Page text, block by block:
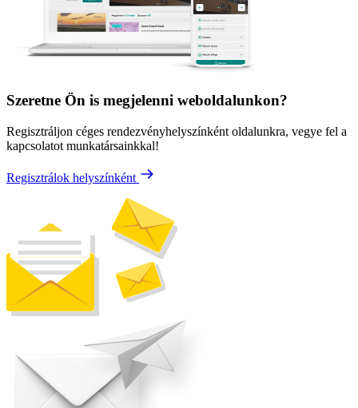
Szeretne Ön is megjelenni weboldalunkon?
Regisztráljon céges rendezvényhelyszínként oldalunkra, vegye fel a
kapcsolatot munkatársainkkal!
Regisztrálok helyszínként